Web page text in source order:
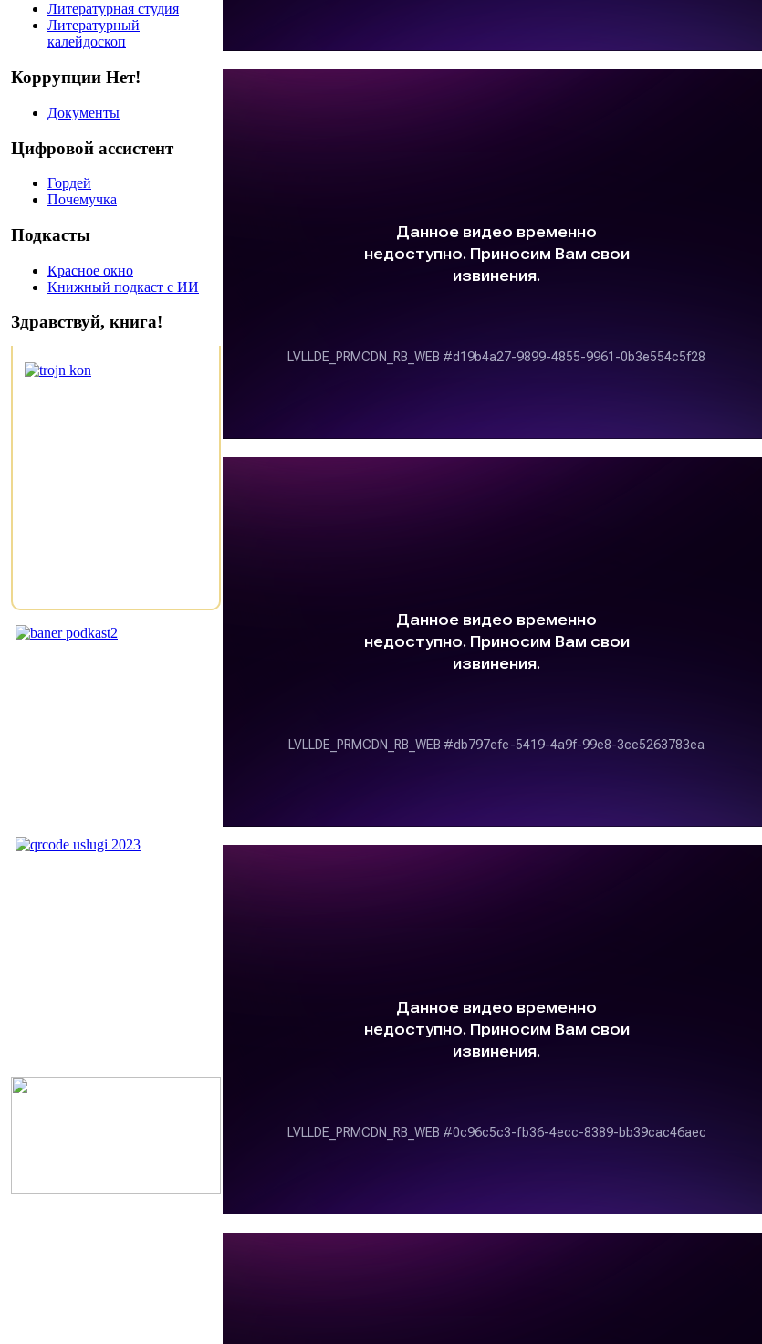
Литературная студия
Литературный
калейдоскоп
Коррупции Нет!
Документы
Цифровой ассистент
Гордей
Почемучка
Подкасты
Красное окно
Книжный подкаст с ИИ
Здравствуй, книга!